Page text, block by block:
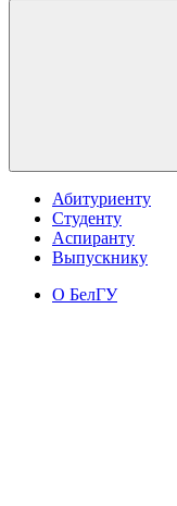
Абитуриенту
Студенту
Аспиранту
Выпускнику
О БелГУ